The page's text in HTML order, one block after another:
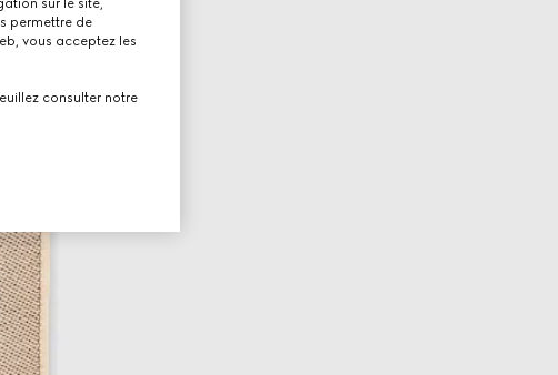
sur le site,
permettre de
vous acceptez les
consulter notre